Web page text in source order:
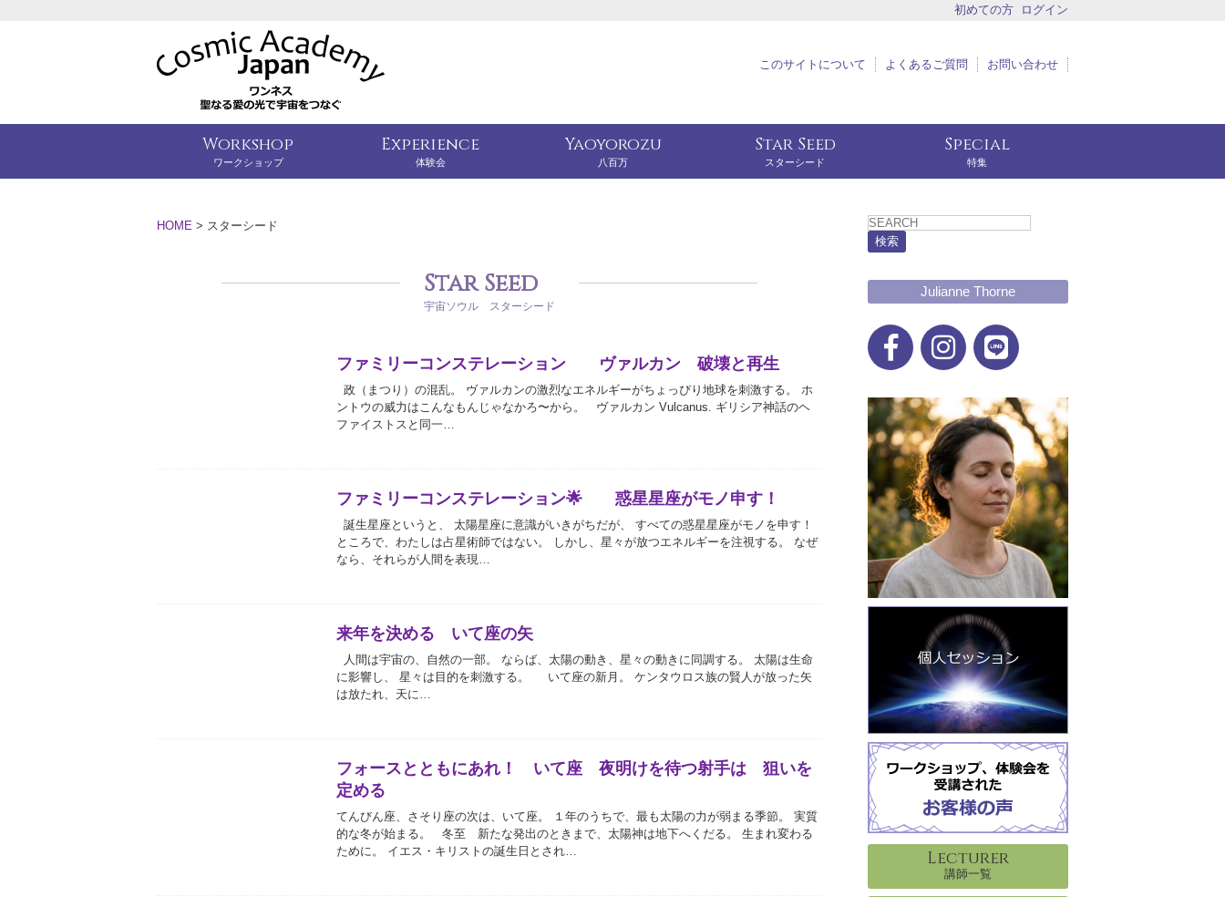
初めての方 ログイン
このサイトについて よくあるご質問 お問い合わせ
Workshop
ワークショップ
Experience
体験会
Yaoyorozu
八百万
Star Seed
スターシード
Special
特集
HOME > スターシード
Star Seed
宇宙ソウル スターシード
ファミリーコンステレーション ヴァルカン 破壊と再生
政（まつり）の混乱。 ヴァルカンの激烈なエネルギーがちょっぴり地球を刺激する。 ホ
ントウの威力はこんなもんじゃなかろ〜から。 ヴァルカン Vulcanus. ギリシア神話のヘ
ファイストスと同一…
ファミリーコンステレーション🌟 惑星星座がモノ申す！
誕生星座というと、 太陽星座に意識がいきがちだが、 すべての惑星星座がモノを申す！
ところで、わたしは占星術師ではない。 しかし、星々が放つエネルギーを注視する。 なぜ
なら、それらが人間を表現…
来年を決める いて座の矢
人間は宇宙の、自然の一部。 ならば、太陽の動き、星々の動きに同調する。 太陽は生命
に影響し、 星々は目的を刺激する。 いて座の新月。 ケンタウロス族の賢人が放った矢
は放たれ、天に…
フォースとともにあれ！ いて座 夜明けを待つ射手は 狙いを
定める
てんびん座、さそり座の次は、いて座。 １年のうちで、最も太陽の力が弱まる季節。 実質
的な冬が始まる。 冬至 新たな発出のときまで、太陽神は地下へくだる。 生まれ変わる
ために。 イエス・キリストの誕生日とされ…
検索
Julianne Thorne
Lecturer
講師一覧